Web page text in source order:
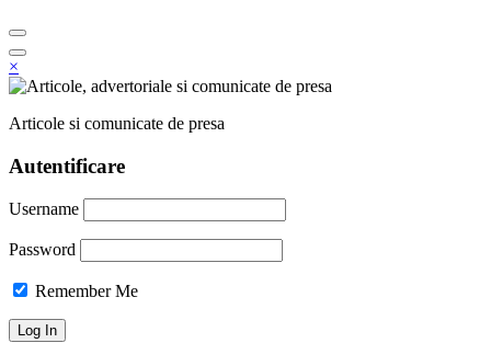
×
Articole si comunicate de presa
Autentificare
Username
Password
Remember Me